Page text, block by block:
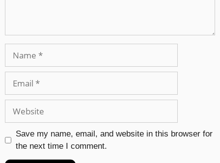
Save my name, email, and website in this browser for
the next time I comment.